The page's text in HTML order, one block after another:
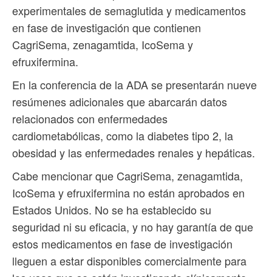
experimentales de semaglutida y medicamentos
en fase de investigación que contienen
CagriSema, zenagamtida, IcoSema y
efruxifermina.
En la conferencia de la ADA se presentarán nueve
resúmenes adicionales que abarcarán datos
relacionados con enfermedades
cardiometabólicas, como la diabetes tipo 2, la
obesidad y las enfermedades renales y hepáticas.
Cabe mencionar que CagriSema, zenagamtida,
IcoSema y efruxifermina no están aprobados en
Estados Unidos. No se ha establecido su
seguridad ni su eficacia, y no hay garantía de que
estos medicamentos en fase de investigación
lleguen a estar disponibles comercialmente para